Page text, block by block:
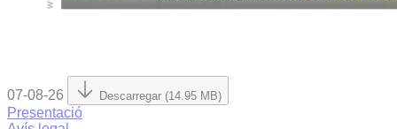
07-08-26 Descarregar (14.95 MB)
Presentació